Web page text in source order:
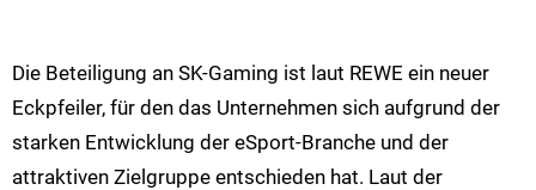
Die Beteiligung an SK-Gaming ist laut REWE ein neuer
Eckpfeiler, für den das Unternehmen sich aufgrund der
starken Entwicklung der eSport-Branche und der
attraktiven Zielgruppe entschieden hat. Laut der